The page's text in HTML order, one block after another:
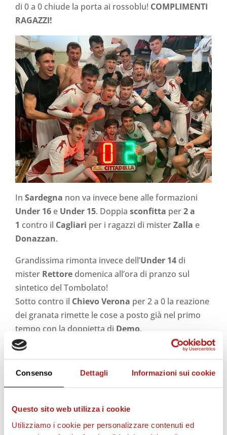
Consenso Dettagli Informazioni sui cookie
Questo sito web utilizza i cookie
Utilizziamo i cookie per personalizzare contenuti ed
di 0 a 0 chiude la porta ai rossoblu! COMPLIMENTI
RAGAZZI!
In Sardegna non va invece bene alle formazioni
Under 16 e Under 15. Doppia sconfitta per2 a
1 contro il Cagliari per i ragazzi di misterZalla e
Donazzan.
Grandissima rimonta invece dell’Under 14 di
mister Rettore domenica all’ora di pranzo sul
sintetico del Tombolato!
Sotto contro il Chievo Verona per 2 a 0 la reazione
dei granata rimette le cose a posto già nel primo
tempo con la doppietta di Demo.
Nella ripresa arriva il gol vittoria di
De Zenche
carattere, bravi ragazzi!
IL RIEPILOGO DELLE GARE:
PRIMAVERA
CITTADELLA– PADOVA 2 – 1 (Pasha, Sguotti)